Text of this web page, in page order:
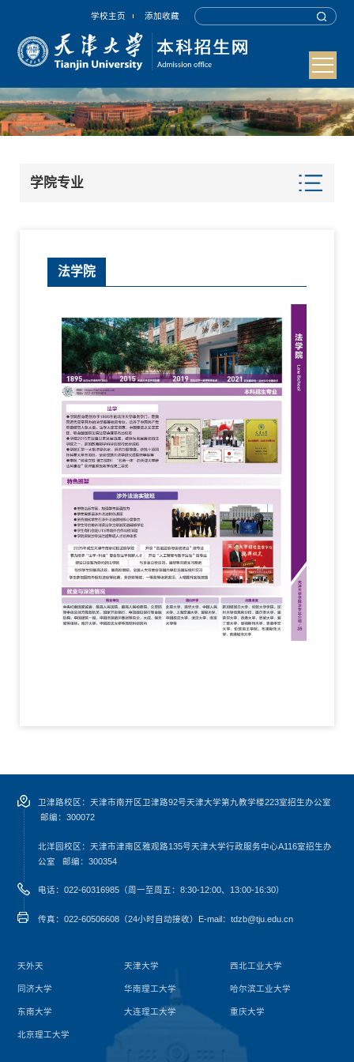
学校主页 添加收藏
学院专业
法学院
卫津路校区：天津市南开区卫津路92号天津大学第九教学楼223室招生办公室
邮编：300072
北洋园校区：天津市津南区雅观路135号天津大学行政服务中心A116室招生办
公室 邮编：300354
电话：022-60316985（周一至周五：8:30-12:00、13:00-16:30）
传真：022-60506608（24小时自动接收） E-mail：tdzb@tju.edu.cn
天外天 天津大学 西北工业大学
同济大学 华南理工大学 哈尔滨工业大学
东南大学 大连理工大学 重庆大学
北京理工大学